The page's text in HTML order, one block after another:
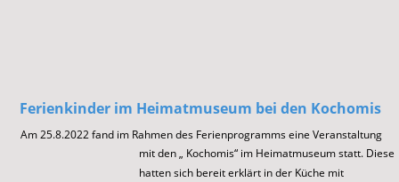
Ferienkinder im Heimatmuseum bei den Kochomis
Am 25.8.2022 fand im Rahmen des Ferienprogramms eine Veranstaltung
mit den „ Kochomis“ im Heimatmuseum statt. Diese
hatten sich bereit erklärt in der Küche mit